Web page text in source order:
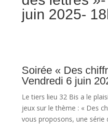
juin 2025-
Soirée « Des
Vendredi 6 juin
Le tiers lieu 32 Bis a le
jeux sur le thème : « Des
vous proposons, une série